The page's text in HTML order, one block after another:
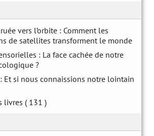
vers l’orbite : Comment les
de satellites transforment le monde
: La face cachée de notre
?
Et si nous connaissions notre lointain
livres ( 131 )